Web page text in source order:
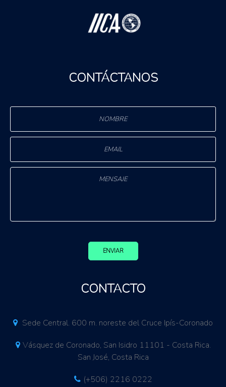
CONTÁCTANOS
ENVIAR
CONTACTO
Sede Central. 600 m. noreste del Cruce Ipís-Coronado
Vásquez de Coronado, San Isidro 11101 - Costa Rica.
San José, Costa Rica
(+506) 2216 0222